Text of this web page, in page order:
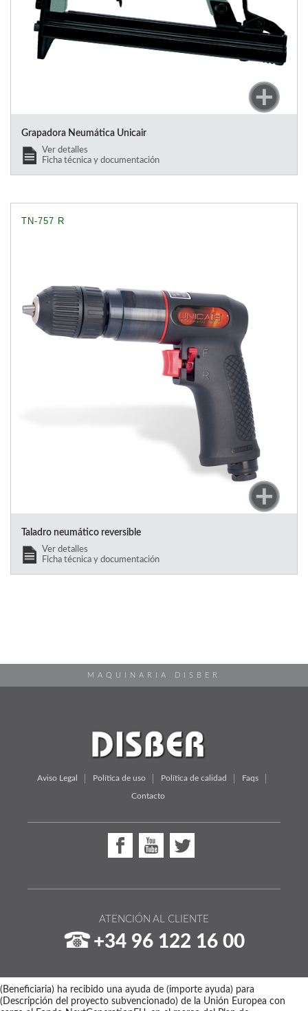
Grapadora Neumática Unicair
Ver detalles
Ficha técnica y documentación
TN-757 R
Taladro neumático reversible
Ver detalles
Ficha técnica y documentación
MAQUINARIA DISBER
Aviso Legal Política de uso Política de calidad Faqs
Contacto
ATENCIÓN AL CLIENTE
+34 96 122 16 00
(Beneficiaria) ha recibido una ayuda de (importe ayuda) para
(Descripción del proyecto subvencionado) de la Unión Europea con